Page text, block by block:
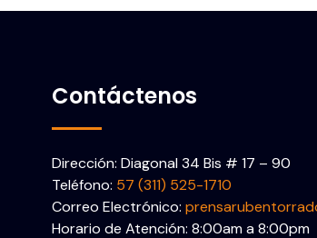
Contáctenos
Dirección: Diagonal 34 Bis # 17 – 90
Teléfono: 57 (311) 525-1710
Correo Electrónico:
Horario de Atención: 8:00am a 8:00pm